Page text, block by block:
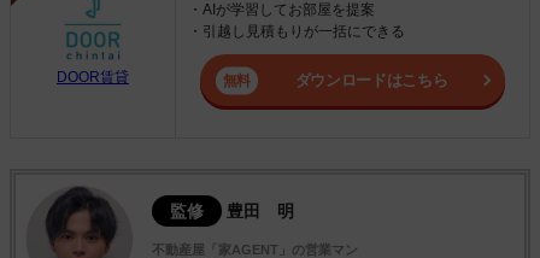
DOOR賃貸
・AIが学習してお部屋を提案
・引越し見積もりが一括にできる
ダウンロードはこちら
監修 豊田 明
不動産屋「家AGENT」の営業マン